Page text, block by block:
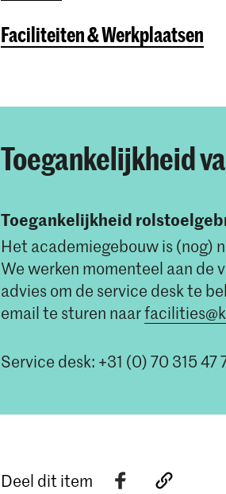
Faciliteiten & Werkplaatsen
Toegankelijkheid
Toegankelijkheid
Het academiegebouw is (nog)
We werken momenteel aan de
advies om de service desk te
email te sturen naar
Service desk: +31 (0) 70 315 47
Deel dit item